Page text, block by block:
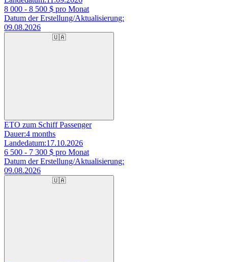
8 000 - 8 500 $ pro Monat
Datum der Erstellung/Aktualisierung:
09.08.2026
🇺🇦
ETO zum Schiff Passenger
Dauer:4 months
Landedatum:17.10.2026
6 500 - 7 300 $ pro Monat
Datum der Erstellung/Aktualisierung:
09.08.2026
🇺🇦